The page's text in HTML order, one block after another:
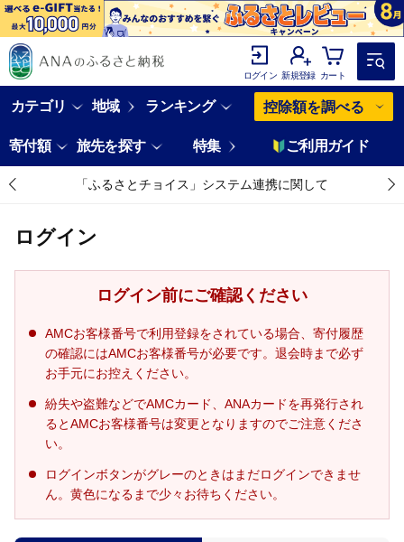
ログイン 新規登録 カート
カテゴリ 地域 ランキング 控除額を調べる
寄付額 旅先を探す 特集 ご利用ガイド
「ふるさとチョイス」システム連携に関して
ログイン
ログイン前にご確認ください
AMCお客様番号で利用登録をされている場合、寄付履歴
の確認にはAMCお客様番号が必要です。退会時まで必ず
お手元にお控えください。
紛失や盗難などでAMCカード、ANAカードを再発行され
るとAMCお客様番号は変更となりますのでご注意くださ
い。
ログインボタンがグレーのときはまだログインできませ
ん。黄色になるまで少々お待ちください。